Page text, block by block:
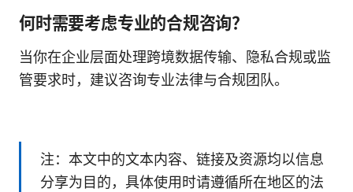
何时需要考虑专业的合规咨询？
当你在企业层面处理跨境数据传输、隐私合规或监
管要求时，建议咨询专业法律与合规团队。
注：本文中的文本内容、链接及资源均以信息
分享为目的，具体使用时请遵循所在地区的法